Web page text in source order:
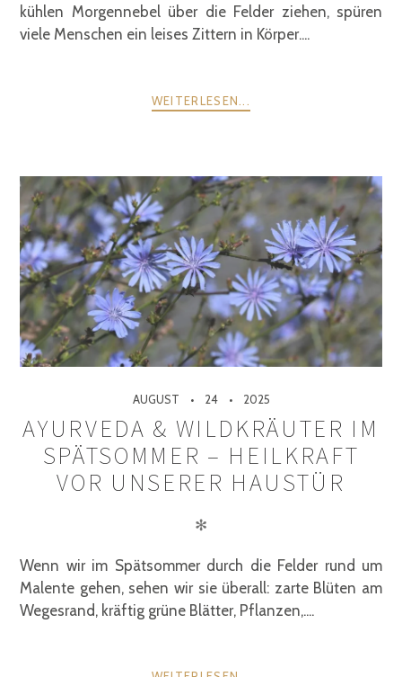
kühlen Morgennebel über die Felder ziehen, spüren
viele Menschen ein leises Zittern in Körper....
WEITERLESEN...
AUGUST 24 2025
AYURVEDA & WILDKRÄUTER IM
SPÄTSOMMER – HEILKRAFT
VOR UNSERER HAUSTÜR
✻
Wenn wir im Spätsommer durch die Felder rund um
Malente gehen, sehen wir sie überall: zarte Blüten am
Wegesrand, kräftig grüne Blätter, Pflanzen,....